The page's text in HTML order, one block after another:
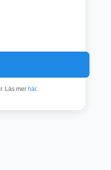
Läs mer här.